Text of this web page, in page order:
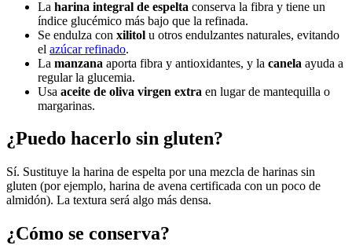
La harina integral de espelta conserva la fibra y tiene un
índice glucémico más bajo que la refinada.
Se endulza con xilitol u otros endulzantes naturales, evitando
el azúcar refinado.
La manzana aporta fibra y antioxidantes, y la canela ayuda a
regular la glucemia.
Usa aceite de oliva virgen extra en lugar de mantequilla o
margarinas.
¿Puedo hacerlo sin gluten?
Sí. Sustituye la harina de espelta por una mezcla de harinas sin
gluten (por ejemplo, harina de avena certificada con un poco de
almidón). La textura será algo más densa.
¿Cómo se conserva?